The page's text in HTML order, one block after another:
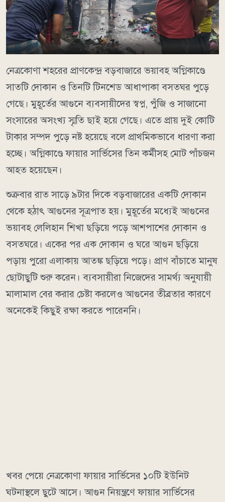
নেত্রকোণা শহরের প্রাণকেন্দ্র বড়বাজারে ভয়াবহ অগ্নিকাণ্ডে
সাতটি দোকান ও তিনটি টিনশেড আধাপাকা বসতঘর পুড়ে
গেছে। মুহূর্তের আগুনে ব্যবসায়ীদের স্বপ্ন, পুঁজি ও সাজানো
সংসারের অসংখ্য স্মৃতি ছাই হয়ে গেছে। এতে প্রায় দুই কোটি
টাকার সম্পদ পুড়ে নষ্ট হয়েছে বলে প্রাথমিকভাবে ধারণা করা
হচ্ছে। অগ্নিকাণ্ডে ফায়ার সার্ভিসের তিন কর্মীসহ মোট পাঁচজন
আহত হয়েছেন।
শুক্রবার রাত সাড়ে ৯টার দিকে বড়বাজারের একটি দোকান
থেকে হঠাৎ আগুনের সূত্রপাত হয়। মুহূর্তের মধ্যেই আগুনের
ভয়াবহ লেলিহান শিখা ছড়িয়ে পড়ে আশপাশের দোকান ও
বসতঘরে। একের পর এক দোকান ও ঘরে আগুন ছড়িয়ে
পড়ায় পুরো এলাকায় আতঙ্ক ছড়িয়ে পড়ে। প্রাণ বাঁচাতে মানুষ
ছোটাছুটি শুরু করেন। ব্যবসায়ীরা নিজেদের সামর্থ্য অনুযায়ী
মালামাল বের করার চেষ্টা করলেও আগুনের তীব্রতার কারণে
অনেকেই কিছুই রক্ষা করতে পারেননি।
খবর পেয়ে নেত্রকোণা ফায়ার সার্ভিসের ১০টি ইউনিট
ঘটনাস্থলে ছুটে আসে। আগুন নিয়ন্ত্রণে ফায়ার সার্ভিসের